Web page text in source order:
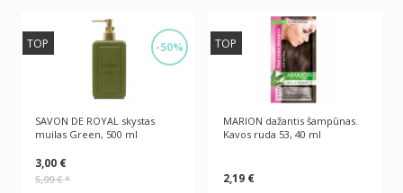
-50%
TOP
SAVON DE ROYAL skystas
muilas Green, 500 ml
3,00 €
5,99 €*
TOP
MARION dažantis šampūnas.
Kavos ruda 53, 40 ml
2,19 €